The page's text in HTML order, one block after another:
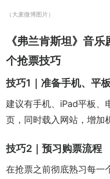
（大麦微博图片）
《弗兰肯斯坦》音
个抢票技巧
技巧1｜准备手机、平
建议有手机、iPad平板、
页，同时载入网站，增加
技巧2｜预习购票流程
在抢票之前彻底熟习每一